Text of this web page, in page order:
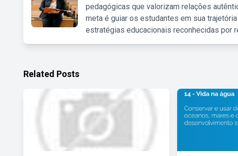
pedagógicas que valorizam relações
meta é guiar os estudantes em sua
estratégias educacionais reconhecidas por
Related Posts